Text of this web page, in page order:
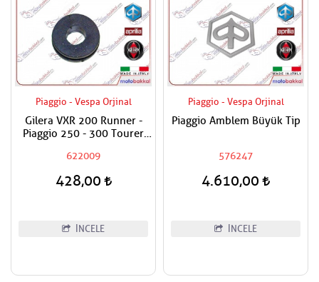
Piaggio - Vespa Orjinal
Gilera VXR 200 Runner -
Piaggio 250 - 300 Tourer
Lastiği Alt - Adet Fiyatıdır
622009
428,00
İNCELE
Piaggio - Vespa Orjinal
Piaggio Amblem Büyük Tip
576247
4.610,00
İNCELE